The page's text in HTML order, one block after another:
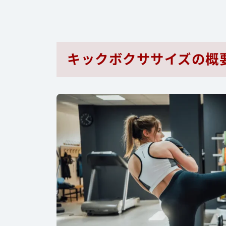
キックボクササイズの概